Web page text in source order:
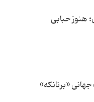
هنوز حبابی
«برنانکه»